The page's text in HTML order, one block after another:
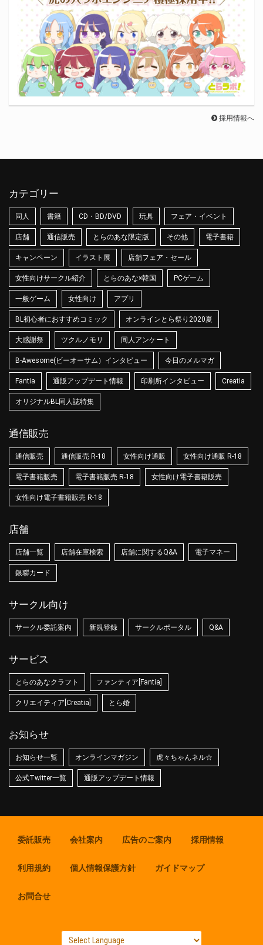
採用情報へ
カテゴリー
同人 書籍 CD・BD/DVD 玩具 フェア・イベント
店舗 通信販売 とらのあな限定版 その他 電子書籍
キャンペーン イラスト展 店舗フェア・セール
女性向けサークル紹介 とらのあな×韓国 PCゲーム
一般ゲーム 女性向け アプリ
BL初心者におすすめコミック オンラインとら祭り2020夏
大感謝祭 ツクルノモリ 同人アンケート
B-Awesome(ビーオーサム）インタビュー 今日のメルマガ
Fantia 通販アップデート情報 印刷所インタビュー Creatia
オリジナルBL同人誌特集
通信販売
通信販売 通信販売 R-18 女性向け通販 女性向け通販 R-18
電子書籍販売 電子書籍販売 R-18 女性向け電子書籍販売
女性向け電子書籍販売 R-18
店舗
店舗一覧 店舗在庫検索 店舗に関するQ&A 電子マネー
銀聯カード
サークル向け
サークル委託案内 新規登録 サークルポータル Q&A
サービス
とらのあなクラフト ファンティア[Fantia]
クリエイティア[Creatia] とら婚
お知らせ
お知らせ一覧 オンラインマガジン 虎々ちゃんネル☆
公式Twitter一覧 通販アップデート情報
委託販売 会社案内 広告のご案内 採用情報
利用規約 個人情報保護方針 ガイドマップ
お問合せ